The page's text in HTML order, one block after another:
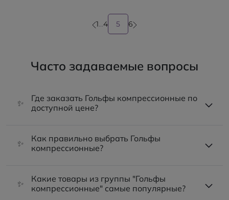
1...4 5 6
Часто задаваемые вопросы
✨
Где заказать Гольфы компрессионные по
доступной цене?
✨
Как правильно выбрать Гольфы
компрессионные?
✨
Какие товары из группы "Гольфы
компрессионные" самые популярные?